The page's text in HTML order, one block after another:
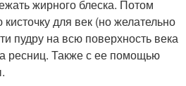
жирного блеска. Потом
для век (но желательно
пудру на всю поверхность века
ресниц. Также с ее помощью